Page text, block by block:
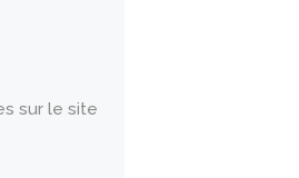
sur le site